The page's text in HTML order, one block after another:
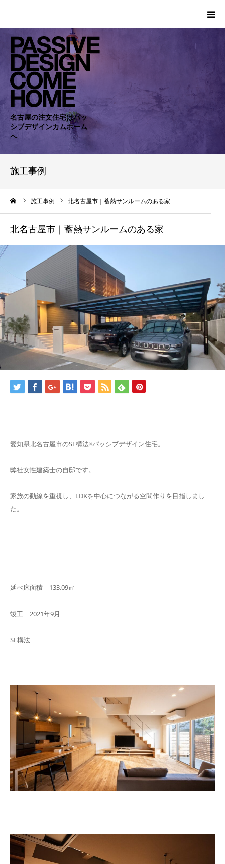
名古屋の注文住宅はパッ
シブデザインカムホーム
へ
施工事例
施工事例 北名古屋市｜蓄熱サンルームのある家
北名古屋市｜蓄熱サンルームのある家
愛知県北名古屋市のSE構法×パッシブデザイン住宅。
弊社女性建築士の自邸です。
家族の動線を重視し、LDKを中心につながる空間作りを目指しまし
た。
延べ床面積 133.09㎡
竣工 2021年9月
SE構法
HOME
WORKS
COMPANY
CONCEPT
NEWS
BLOG
CONTACT